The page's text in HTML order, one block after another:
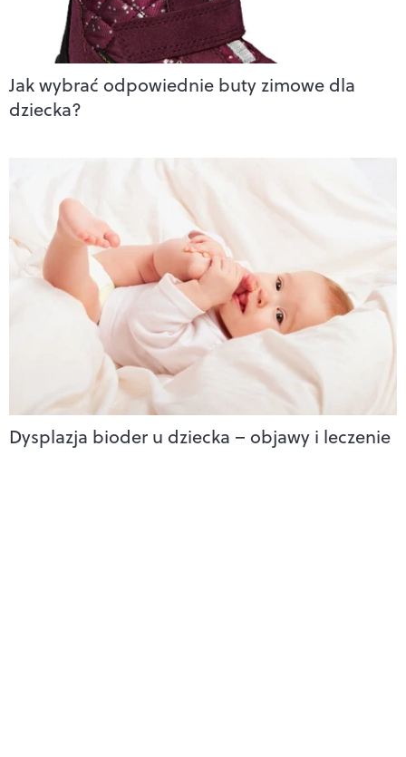
Jak wybrać odpowiednie buty zimowe dla
dziecka?
Dysplazja bioder u dziecka – objawy i leczenie